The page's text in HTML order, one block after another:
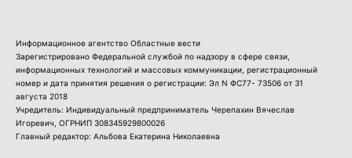
Информационное агентство Областные вести
Зарегистрировано Федеральной службой по надзору в сфере связи,
информационных технологий и массовых коммуникации, регистрационный
номер и дата принятия решения о регистрации: Эл N ФС77- 73506 от 31
августа 2018
Учредитель: Индивидуальный предприниматель Черепахин Вячеслав
Игоревич, ОГРНИП 308345929800026
Главный редактор: Альбова Екатерина Николаевна